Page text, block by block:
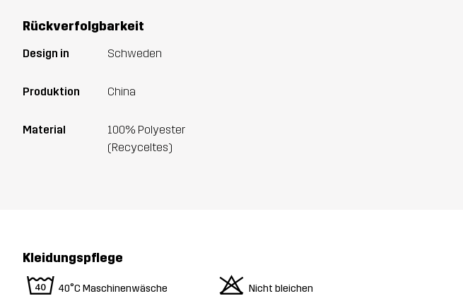
Rückverfolgbarkeit
Design in Schweden
Produktion China
Material
100% Polyester
(Recyceltes)
Kleidungspflege
8 40°C Maschinenwäsche o Nicht bleichen